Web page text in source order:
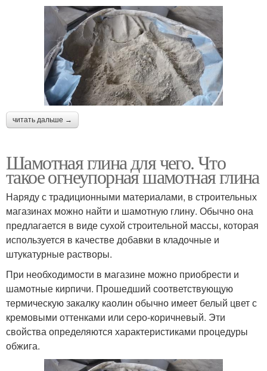
читать дальше →
Шамотная глина для чего. Что
такое огнеупорная шамотная глина
Наряду с традиционными материалами, в строительных
магазинах можно найти и шамотную глину. Обычно она
предлагается в виде сухой строительной массы, которая
используется в качестве добавки в кладочные и
штукатурные растворы.
При необходимости в магазине можно приобрести и
шамотные кирпичи. Прошедший соответствующую
термическую закалку каолин обычно имеет белый цвет с
кремовыми оттенками или серо-коричневый. Эти
свойства определяются характеристиками процедуры
обжига.